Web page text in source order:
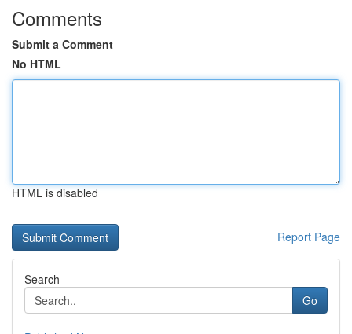
Comments
Submit a Comment
No HTML
HTML is disabled
Report Page
Search
Go